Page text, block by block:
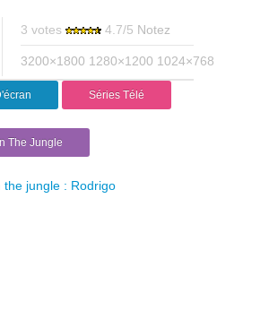
3 votes 4.7/5 Notez
3200×1800 1280×1200 1024×768
Séries Télé
The Jungle